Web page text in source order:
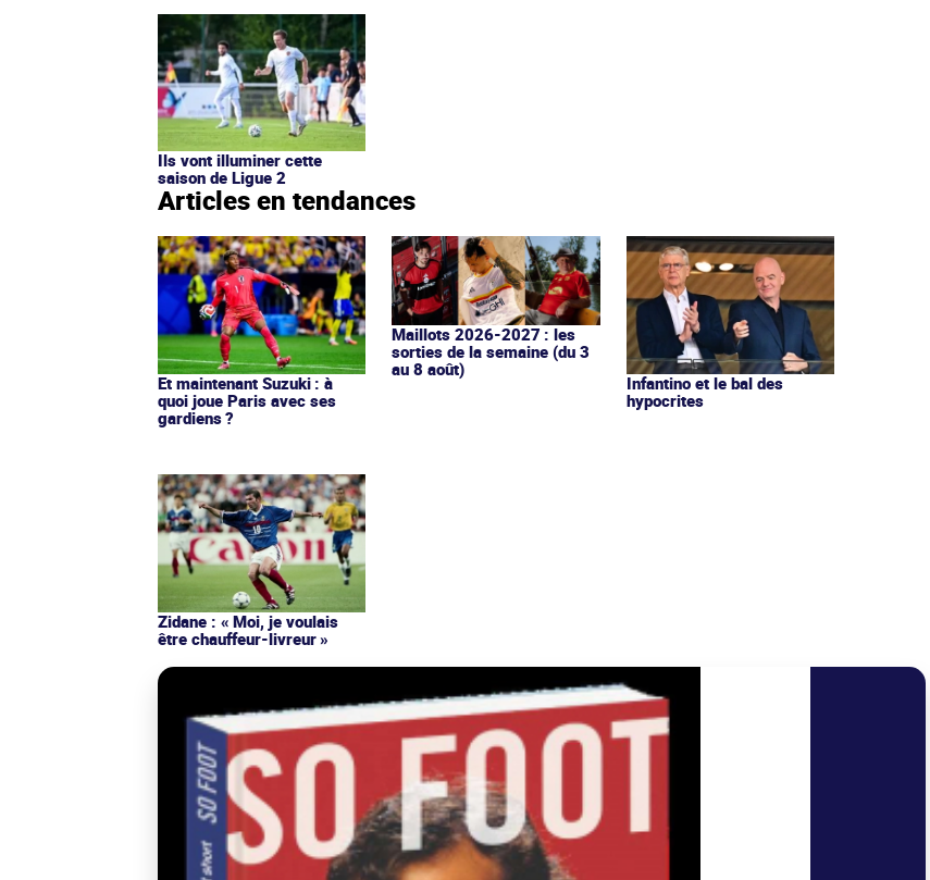
Ils vont illuminer cette
saison de Ligue 2
Articles en tendances
Et maintenant Suzuki : à
quoi joue Paris avec ses
gardiens ?
Maillots 2026-2027 : les
sorties de la semaine (du 3
au 8 août)
Infantino et le bal des
hypocrites
Zidane : « Moi, je voulais
être chauffeur-livreur »